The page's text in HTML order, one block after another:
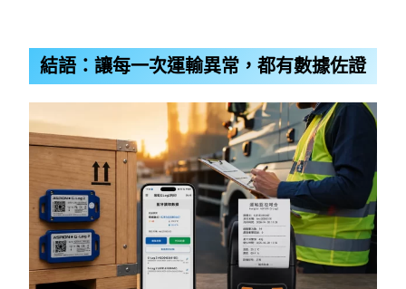
結語：讓每一次運輸異常，都有數據佐證